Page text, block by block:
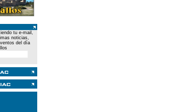
tu e-mail,
noticias,
del día